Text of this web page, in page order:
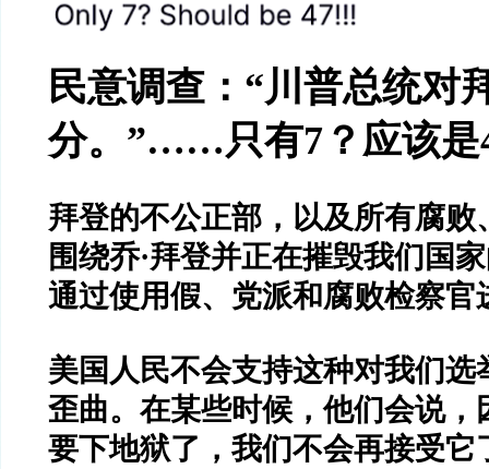
民意调查： “川普总统对
分。 ”……只有7 ？应该是
拜登的不公正部，以及所有腐败
围绕乔·拜登并正在摧毁我们国
通过使用假、党派和腐败检察官
美国人民不会支持这种对我们选
歪曲。在某些时候，他们会说，
要下地狱了，我们不会再接受它